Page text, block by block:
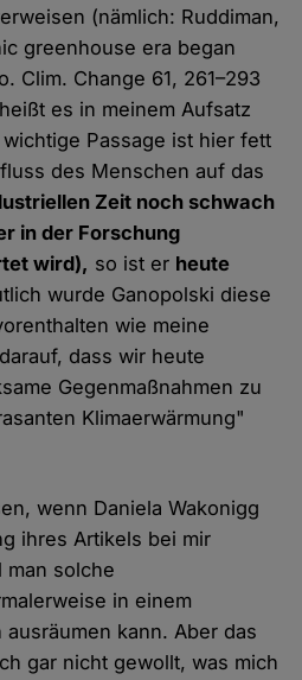
(nämlich: Ruddiman,
greenhouse era began
Clim. Change 61, 261–293
es in meinem Aufsatz
Passage ist hier fett
des Menschen auf das
Zeit noch schwach
in der Forschung
wird), so ist er heute
wurde Ganopolski diese
wie meine
dass wir heute
Gegenmaßnahmen zu
Klimaerwärmung"
wenn Daniela Wakonigg
ihres Artikels bei mir
man solche
in einem
kann. Aber das
gar nicht gewollt, was mich